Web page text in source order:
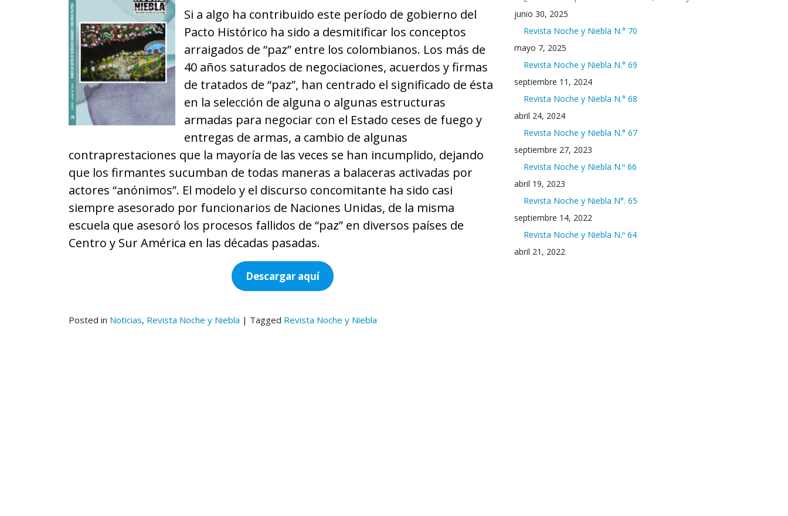
Si a algo ha contribuido este período de gobierno del
Pacto Histórico ha sido a desmitificar los conceptos
arraigados de “paz” entre los colombianos. Los más de
40 años saturados de negociaciones, acuerdos y firmas
de tratados de “paz”, han centrado el significado de ésta
en la selección de alguna o algunas estructuras
armadas para negociar con el Estado ceses de fuego y
entregas de armas, a cambio de algunas
contraprestaciones que la mayoría de las veces se han incumplido, dejando
que los firmantes sucumban de todas maneras a balaceras activadas por
actores “anónimos”. El modelo y el discurso concomitante ha sido casi
siempre asesorado por funcionarios de Naciones Unidas, de la misma
escuela que asesoró los procesos fallidos de “paz” en diversos países de
Centro y Sur América en las décadas pasadas.
Descargar aquí
Posted in Noticias, Revista Noche y Niebla | Tagged Revista Noche y Niebla
junio 30, 2025
Revista Noche y Niebla N.° 70
mayo 7, 2025
Revista Noche y Niebla N.° 69
septiembre 11, 2024
Revista Noche y Niebla N.° 68
abril 24, 2024
Revista Noche y Niebla N.° 67
septiembre 27, 2023
Revista Noche y Niebla N.º 66
abril 19, 2023
Revista Noche y Niebla N°. 65
septiembre 14, 2022
Revista Noche y Niebla N.º 64
abril 21, 2022